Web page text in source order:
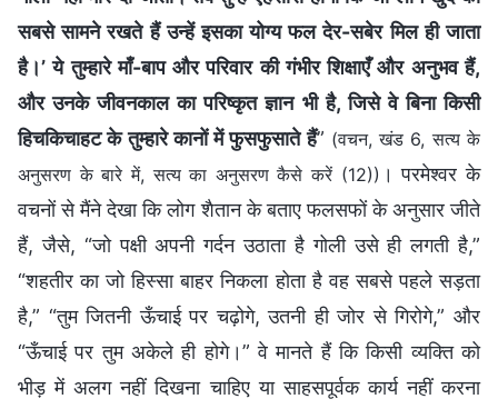
सबसे सामने रखते हैं उन्हें इसका योग्य फल देर-सबेर मिल ही जाता
है।’ ये तुम्हारे माँ-बाप और परिवार की गंभीर शिक्षाएँ और अनुभव हैं,
और उनके जीवनकाल का परिष्कृत ज्ञान भी है, जिसे वे बिना किसी
हिचकिचाहट के तुम्हारे कानों में फुसफुसाते हैं” (वचन, खंड 6, सत्य के
अनुसरण के बारे में, सत्य का अनुसरण कैसे करें (12)) । परमेश्वर के
वचनों से मैंने देखा कि लोग शैतान के बताए फलसफों के अनुसार जीते
हैं, जैसे, “जो पक्षी अपनी गर्दन उठाता है गोली उसे ही लगती है,”
“शहतीर का जो हिस्सा बाहर निकला होता है वह सबसे पहले सड़ता
है,” “तुम जितनी ऊँचाई पर चढ़ोगे, उतनी ही जोर से गिरोगे,” और
“ऊँचाई पर तुम अकेले ही होगे।” वे मानते हैं कि किसी व्यक्ति को
भीड़ में अलग नहीं दिखना चाहिए या साहसपूर्वक कार्य नहीं करना